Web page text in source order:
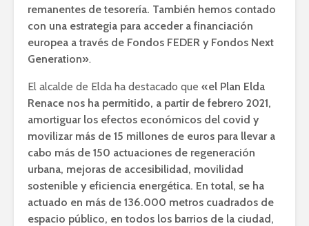
remanentes de tesorería. También hemos contado
con una estrategia para acceder a financiación
europea a través de Fondos FEDER y Fondos Next
Generation».
El alcalde de Elda ha destacado que «el Plan Elda
Renace nos ha permitido, a partir de febrero 2021,
amortiguar los efectos económicos del covid y
movilizar más de 15 millones de euros para llevar a
cabo más de 150 actuaciones de regeneración
urbana, mejoras de accesibilidad, movilidad
sostenible y eficiencia energética. En total, se ha
actuado en más de 136.000 metros cuadrados de
espacio público, en todos los barrios de la ciudad,